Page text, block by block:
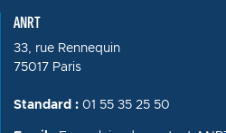
ANRT
33, rue Rennequin
75017 Paris
Standard : 01 55 35 25 50